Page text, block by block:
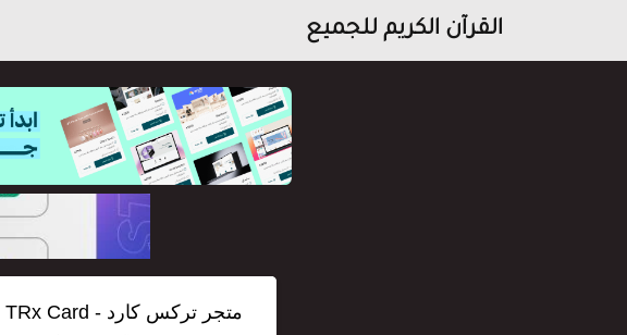
القرآن الكريم للجميع